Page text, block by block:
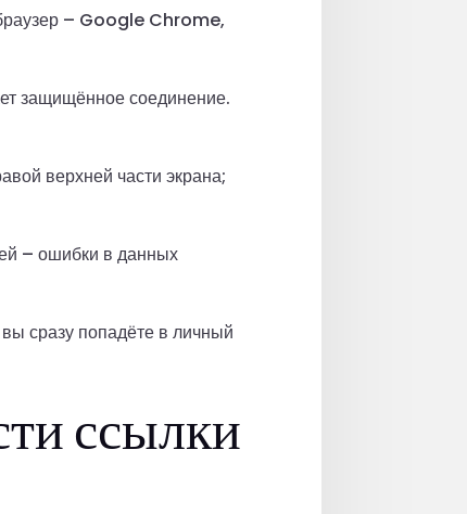
– Google Chrome,
защищённое соединение.
верхней части экрана;
– ошибки в данных
сразу попадёте в личный
ссылки